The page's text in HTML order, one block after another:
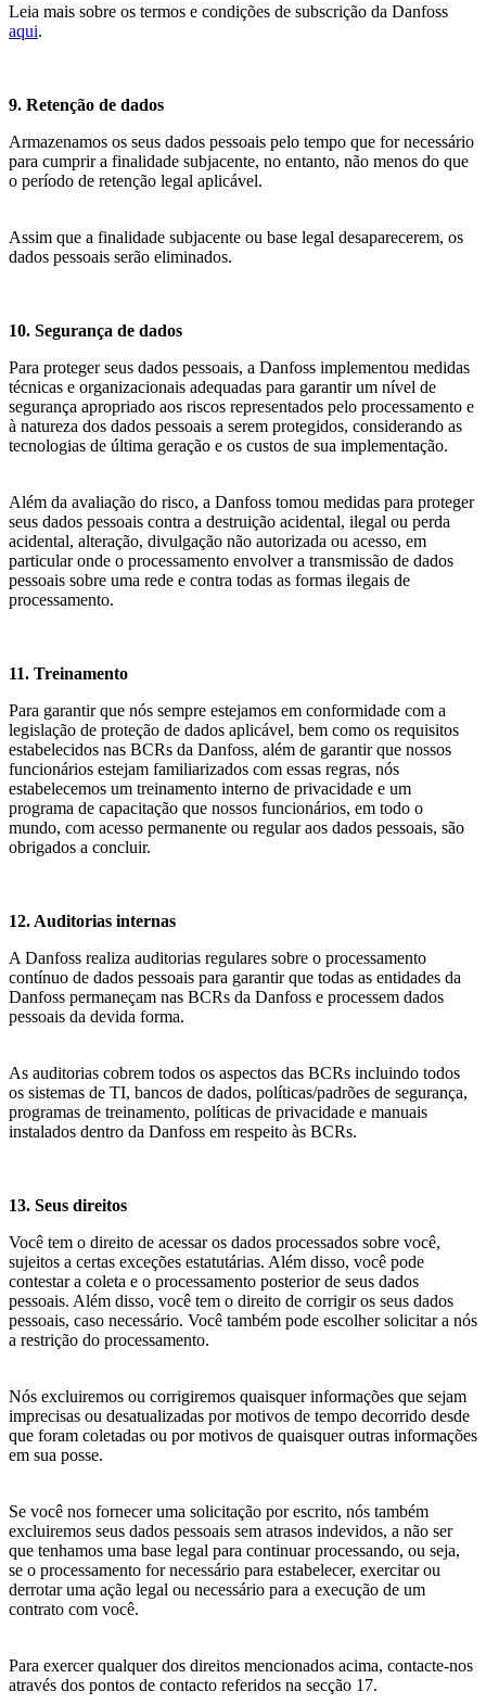
Leia mais sobre os termos e condições de subscrição da Danfoss
aqui.
9. Retenção de dados
Armazenamos os seus dados pessoais pelo tempo que for necessário
para cumprir a finalidade subjacente, no entanto, não menos do que
o período de retenção legal aplicável.
Assim que a finalidade subjacente ou base legal desaparecerem, os
dados pessoais serão eliminados.
10. Segurança de dados
Para proteger seus dados pessoais, a Danfoss implementou medidas
técnicas e organizacionais adequadas para garantir um nível de
segurança apropriado aos riscos representados pelo processamento e
à natureza dos dados pessoais a serem protegidos, considerando as
tecnologias de última geração e os custos de sua implementação.
Além da avaliação do risco, a Danfoss tomou medidas para proteger
seus dados pessoais contra a destruição acidental, ilegal ou perda
acidental, alteração, divulgação não autorizada ou acesso, em
particular onde o processamento envolver a transmissão de dados
pessoais sobre uma rede e contra todas as formas ilegais de
processamento.
11. Treinamento
Para garantir que nós sempre estejamos em conformidade com a
legislação de proteção de dados aplicável, bem como os requisitos
estabelecidos nas BCRs da Danfoss, além de garantir que nossos
funcionários estejam familiarizados com essas regras, nós
estabelecemos um treinamento interno de privacidade e um
programa de capacitação que nossos funcionários, em todo o
mundo, com acesso permanente ou regular aos dados pessoais, são
obrigados a concluir.
12. Auditorias internas
A Danfoss realiza auditorias regulares sobre o processamento
contínuo de dados pessoais para garantir que todas as entidades da
Danfoss permaneçam nas BCRs da Danfoss e processem dados
pessoais da devida forma.
As auditorias cobrem todos os aspectos das BCRs incluindo todos
os sistemas de TI, bancos de dados, políticas/padrões de segurança,
programas de treinamento, políticas de privacidade e manuais
instalados dentro da Danfoss em respeito às BCRs.
13. Seus direitos
Você tem o direito de acessar os dados processados sobre você,
sujeitos a certas exceções estatutárias. Além disso, você pode
contestar a coleta e o processamento posterior de seus dados
pessoais. Além disso, você tem o direito de corrigir os seus dados
pessoais, caso necessário. Você também pode escolher solicitar a nós
a restrição do processamento.
Nós excluiremos ou corrigiremos quaisquer informações que sejam
imprecisas ou desatualizadas por motivos de tempo decorrido desde
que foram coletadas ou por motivos de quaisquer outras informações
em sua posse.
Se você nos fornecer uma solicitação por escrito, nós também
excluiremos seus dados pessoais sem atrasos indevidos, a não ser
que tenhamos uma base legal para continuar processando, ou seja,
se o processamento for necessário para estabelecer, exercitar ou
derrotar uma ação legal ou necessário para a execução de um
contrato com você.
Para exercer qualquer dos direitos mencionados acima, contacte-nos
através dos pontos de contacto referidos na secção 17.